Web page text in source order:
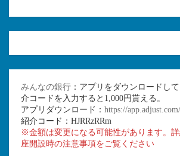
みんなの銀行 ：アプリをダウンロードし
介コードを入力すると1,000円貰える。
アプリダウンロード： https://
紹介コード：HJRRzRRm
※金額は変更になる可能性があります。
座開設時の注意事項をご覧ください